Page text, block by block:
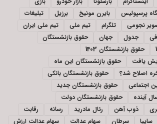
پرسپولیس بایرن مونیخ برزیل
تبلیغات
نجومی تلگرام تیم ملی
تیم ملی ایران
جدول جهان
حقوق بازنشستگان
حقوق بازنشستگان 1403
یافت
حقوق بازنشستگان این ماه
اصلاح شد؟
حقوق بازنشستگان بانکی
اجتماعی
حقوق بازنشستگان جدید
آینده
حقوق بازنشستگان دولت
ذوب آهن رئال مادرید رسانه
رقابت
سایپا سرطان سهام عدالت سهام عدالت ارزش